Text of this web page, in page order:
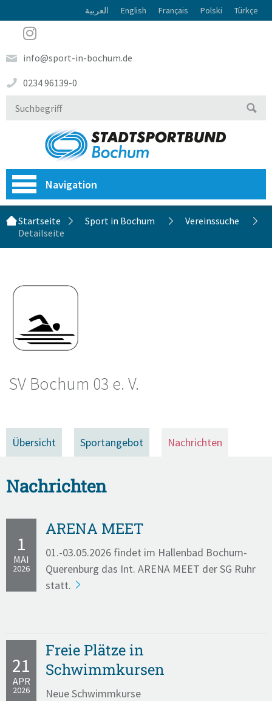
العربية English Français Polski Türkçe
info@sport-in-bochum.de
0234 96139-0
Navigation
Startseite Sport in Bochum
Vereinssuche
Detailseite
SV Bochum 03 e. V.
Übersicht Sportangebot Nachrichten
Nachrichten
1
MAI
2026
ARENA MEET
01.-03.05.2026 findet im Hallenbad Bochum-
Querenburg das Int. ARENA MEET der SG Ruhr
statt.
21
APR
2026
Freie Plätze in
Schwimmkursen
Neue Schwimmkurse